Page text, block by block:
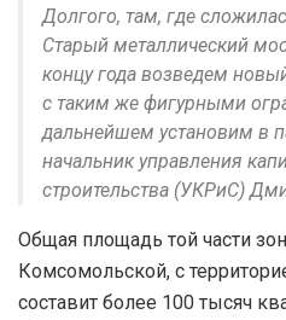
Долгого, там, где
Старый металлический
концу года возведем
с таким же фигурными
дальнейшем установим в
начальник управления
строительства (УКРиС)
Общая площадь той части
Комсомольской, с
составит более 100 тысяч